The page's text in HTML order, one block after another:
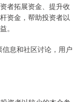
者拓展资金、提升收
资金，帮助投资者以
。
息和社区讨论，用户